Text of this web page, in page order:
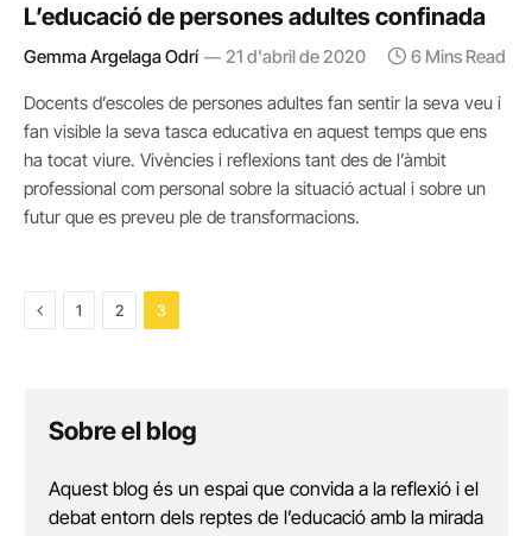
L’educació de persones adultes confinada
Gemma Argelaga Odrí 21 d'abril de 2020 6 Mins Read
Docents d’escoles de persones adultes fan sentir la seva veu i
fan visible la seva tasca educativa en aquest temps que ens
ha tocat viure. Vivències i reflexions tant des de l’àmbit
professional com personal sobre la situació actual i sobre un
futur que es preveu ple de transformacions.
Previous
1 2 3
Sobre el blog
Aquest blog és un espai que convida a la reflexió i el
debat entorn dels reptes de l’educació amb la mirada